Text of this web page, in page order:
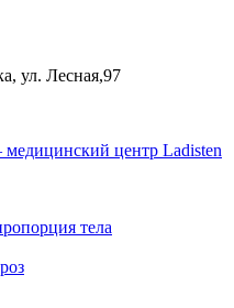
ул. Лесная,97
тела